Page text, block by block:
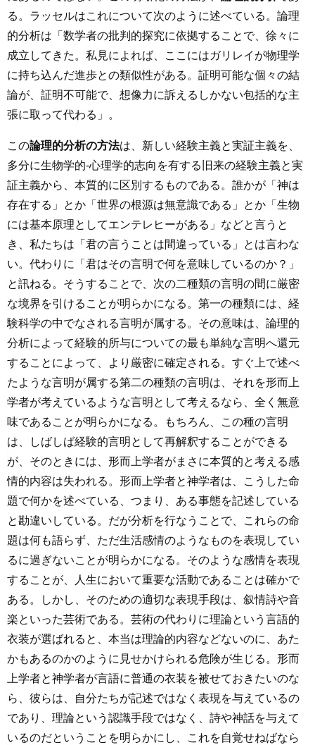
る。ラッセルはこれについて次のように述べている。論理
的分析は「数学者の批判的探究に依拠することで、徐々に
成立してきた。私見によれば、ここにはガリレイが物理学
に持ち込んだ進歩との類似性がある。証明可能な個々の結
論が、証明不可能で、想像力に訴えるしかない包括的な主
張に取って代わる」。
この論理的分析の方法は、新しい経験主義と実証主義を、
多分に生物学的-心理学的志向を有する旧来の経験主義と実
証主義から、本質的に区別するものである。誰かが「神は
存在する」とか「世界の根源は無意識である」とか「生物
には基本原理としてエンテレヒーがある」などと言うと
き、私たちは「君の言うことは間違っている」とは言わな
い。代わりに「君はその言明で何を意味しているのか？」
と訊ねる。そうすることで、次の二種類の言明の間に厳密
な境界を引けることが明らかになる。第一の種類には、経
験科学の中でなされる言明が属する。その意味は、論理的
分析によって経験的所与についての最も単純な言明へ還元
することによって、より厳密に確定される。すぐ上で述べ
たような言明が属する第二の種類の言明は、それを形而上
学者が考えているような言明として考えるなら、全く無意
味であることが明らかになる。もちろん、この種の言明
は、しばしば経験的言明として再解釈することができる
が、そのときには、形而上学者がまさに本質的と考える感
情的内容は失われる。形而上学者と神学者は、こうした命
題で何かを述べている、つまり、ある事態を記述している
と勘違いしている。だが分析を行なうことで、これらの命
題は何も語らず、ただ生活感情のようなものを表現してい
るに過ぎないことが明らかになる。そのような感情を表現
することが、人生において重要な活動であることは確かで
ある。しかし、そのための適切な表現手段は、叙情詩や音
楽といった芸術である。芸術の代わりに理論という言語的
衣装が選ばれると、本当は理論的内容などないのに、あた
かもあるのかのように見せかけられる危険が生じる。形而
上学者と神学者が言語に普通の衣装を被せておきたいのな
ら、彼らは、自分たちが記述ではなく表現を与えているの
であり、理論という認識手段ではなく、詩や神話を与えて
いるのだということを明らかにし、これを自覚せねばなら